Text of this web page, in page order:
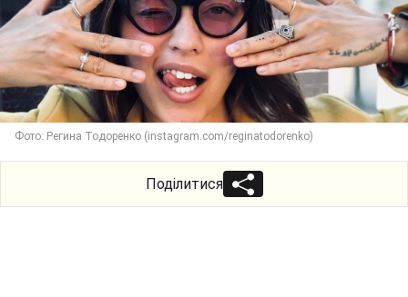
Фото: Регина Тодоренко (instagram.com/reginatodorenko)
Поділитися